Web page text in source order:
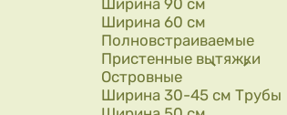
Ширина 60 см
Полновстраиваемые
Пристенные вытяжки
Островные
Ширина 30-45 см Трубы